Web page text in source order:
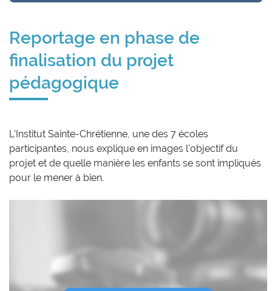
Reportage en phase de
finalisation du projet
pédagogique
L'Institut Sainte-Chrétienne, une des 7 écoles
participantes, nous explique en images l'objectif du
projet et de quelle manière les enfants se sont impliqués
pour le mener à bien.